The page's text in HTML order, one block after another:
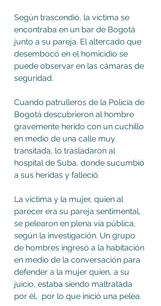
Según trascendió, la víctima se
encontraba en un bar de Bogotá
junto a su pareja. El altercado que
desembocó en el homicidio se
puede observar en las cámaras de
seguridad.
Cuando patrulleros de la Policía de
Bogotá descubrieron al hombre
gravemente herido con un cuchillo
en medio de una calle muy
transitada, lo trasladaron al
hospital de Suba, donde sucumbió
a sus heridas y falleció.
La víctima y la mujer, quien al
parecer era su pareja sentimental,
se pelearon en plena vía pública,
según la investigación. Un grupo
de hombres ingresó a la habitación
en medio de la conversación para
defender a la mujer quien, a su
juicio, estaba siendo maltratada
por él,  por lo que inició una pelea.